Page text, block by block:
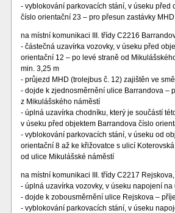
- vyblokování parkovacích stání, v úseku před
číslo orientační 23 – pro přesun zastávky MHD
na místní komunikaci III. třídy C2216
- částečná uzavírka vozovky, v úseku před
orientační 12 – po levé straně od
min. 3,25 m
- průjezd MHD (trolejbus č. 12) zajištěn ve
- dojde k zjednosměrnění ulice Barrandova –
z Mikulášského náměstí
- úplná uzavírka chodníku, který je součástí
v úseku před objektem Barrandova číslo
- vyblokování parkovacích stání, v úseku od
orientační 8 až ke křižovatce s ulicí
od ulice Mikulášské náměstí
na místní komunikaci III. třídy C2217
- úplná uzavírka vozovky, v úseku napojení
- dojde k zobousměrnění ulice Rejskova –
- vyblokování parkovacích stání, v úseku